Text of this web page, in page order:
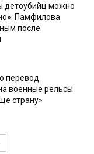
детоубийц можно
Памфилова
после
перевод
военные рельсы
страну»